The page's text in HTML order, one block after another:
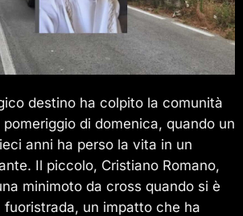
destino ha colpito la comunità
di domenica, quando un
anni ha perso la vita in un
Il piccolo, Cristiano Romano,
minimoto da cross quando si è
un impatto che ha